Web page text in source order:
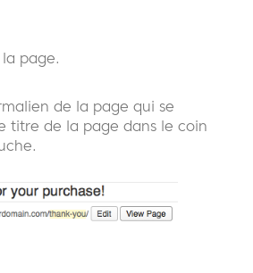
page.
de la page qui se
titre de la page dans le coin